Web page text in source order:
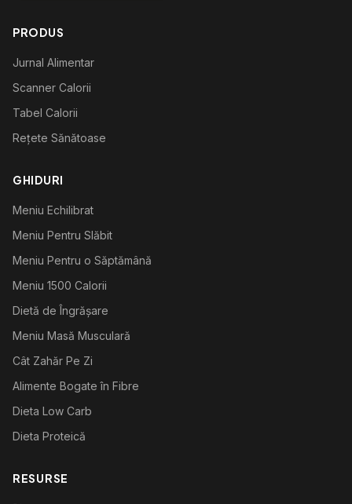
PRODUS
Jurnal Alimentar
Scanner Calorii
Tabel Calorii
Rețete Sănătoase
GHIDURI
Meniu Echilibrat
Meniu Pentru Slăbit
Meniu Pentru o Săptămână
Meniu 1500 Calorii
Dietă de Îngrășare
Meniu Masă Musculară
Cât Zahăr Pe Zi
Alimente Bogate în Fibre
Dieta Low Carb
Dieta Proteică
RESURSE